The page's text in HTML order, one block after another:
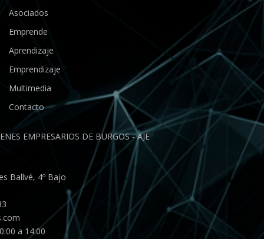
Asociados
Emprende
Aprendizaje
Emprendizaje
Multimedia
Contacto
EMPRESARIOS DE BURGOS - AJE
Ballvé, 4º Bajo
a 14:00